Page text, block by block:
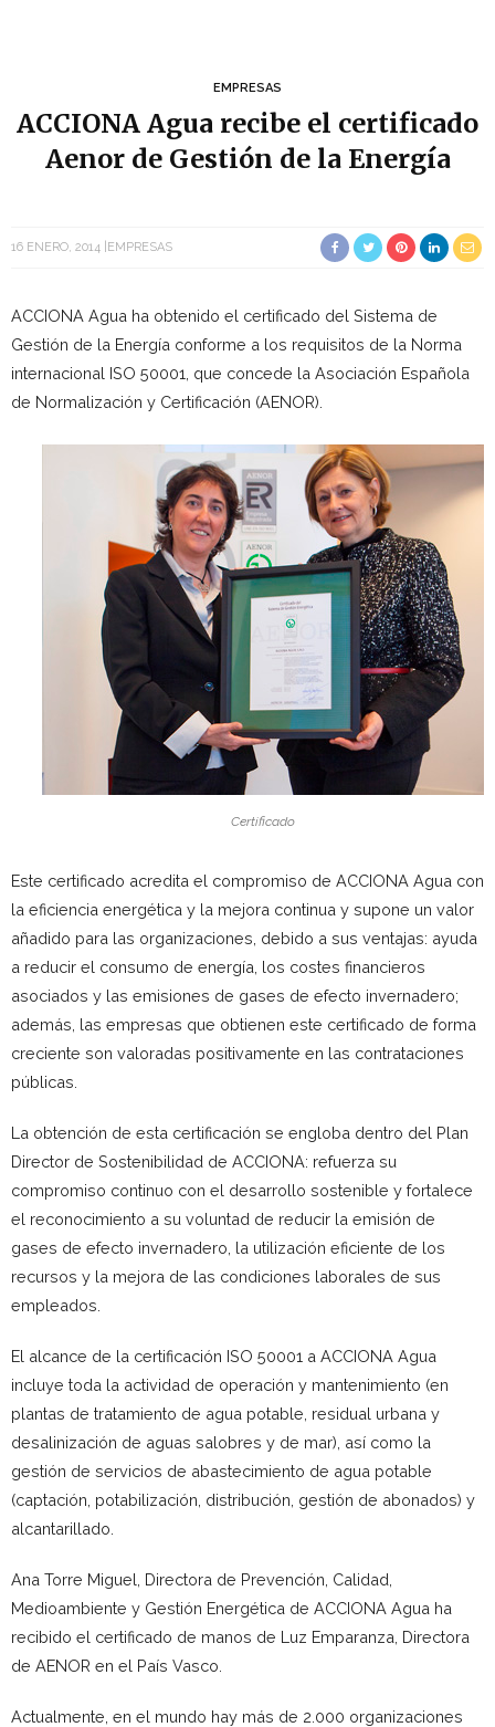
EMPRESAS
ACCIONA Agua recibe el certificado
Aenor de Gestión de la Energía
16 ENERO, 2014 EMPRESAS
ACCIONA Agua ha obtenido el certificado del Sistema de
Gestión de la Energía conforme a los requisitos de la Norma
internacional ISO 50001, que concede la Asociación Española
de Normalización y Certificación (AENOR).
Certificado
Este certificado acredita el compromiso de ACCIONA Agua con
la eficiencia energética y la mejora continua y supone un valor
añadido para las organizaciones, debido a sus ventajas: ayuda
a reducir el consumo de energía, los costes financieros
asociados y las emisiones de gases de efecto invernadero;
además, las empresas que obtienen este certificado de forma
creciente son valoradas positivamente en las contrataciones
públicas.
La obtención de esta certificación se engloba dentro del Plan
Director de Sostenibilidad de ACCIONA: refuerza su
compromiso continuo con el desarrollo sostenible y fortalece
el reconocimiento a su voluntad de reducir la emisión de
gases de efecto invernadero, la utilización eficiente de los
recursos y la mejora de las condiciones laborales de sus
empleados.
El alcance de la certificación ISO 50001 a ACCIONA Agua
incluye toda la actividad de operación y mantenimiento (en
plantas de tratamiento de agua potable, residual urbana y
desalinización de aguas salobres y de mar), así como la
gestión de servicios de abastecimiento de agua potable
(captación, potabilización, distribución, gestión de abonados) y
alcantarillado.
Ana Torre Miguel, Directora de Prevención, Calidad,
Medioambiente y Gestión Energética de ACCIONA Agua ha
recibido el certificado de manos de Luz Emparanza, Directora
de AENOR en el País Vasco.
Actualmente, en el mundo hay más de 2.000 organizaciones